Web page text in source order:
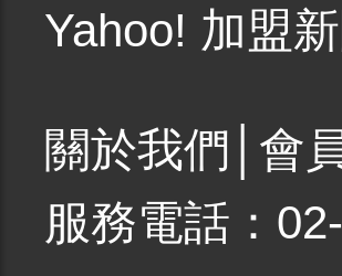
Yahoo! 加盟
關於我們
會
服務電話：